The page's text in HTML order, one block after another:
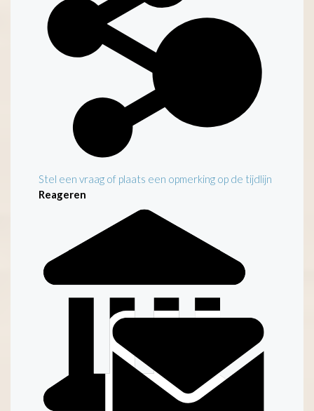
Stel een vraag of plaats een opmerking op de tijdlijn
Reageren